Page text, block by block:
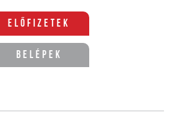
Előfizetek
Belépek